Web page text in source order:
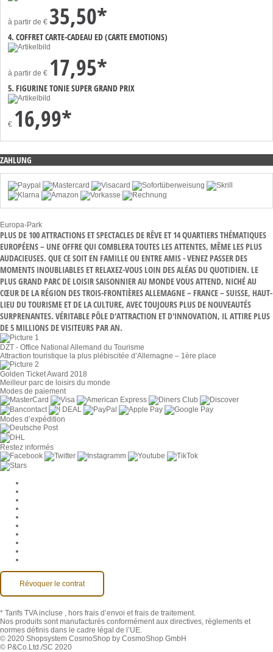
à partir de € 35,50*
4. COFFRET CARTE-CADEAU ED (CARTE EMOTIONS)
à partir de € 17,95*
5. FIGURINE TONIE SUPER GRAND PRIX
€ 16,99*
ZAHLUNG
Europa-Park
PLUS DE 100 ATTRACTIONS ET SPECTACLES DE RÊVE ET 14 QUARTIERS THÉMATIQUES
EUROPÉENS – UNE OFFRE QUI COMBLERA TOUTES LES ATTENTES, MÊME LES PLUS
AUDACIEUSES. QUE CE SOIT EN FAMILLE OU ENTRE AMIS - VENEZ PASSER DES
MOMENTS INOUBLIABLES ET RELAXEZ-VOUS LOIN DES ALÉAS DU QUOTIDIEN. LE
PLUS GRAND PARC DE LOISIR SAISONNIER AU MONDE VOUS ATTEND, NICHÉ AU
CŒUR DE LA RÉGION DES TROIS-FRONTIÈRES ALLEMAGNE – FRANCE – SUISSE, HAUT-
LIEU DU TOURISME ET DE LA CULTURE, AVEC TOUJOURS PLUS DE NOUVEAUTÉS
SURPRENANTES. VÉRITABLE PÔLE D'ATTRACTION ET D'INNOVATION, IL ATTIRE PLUS
DE 5 MILLIONS DE VISITEURS PAR AN.
DZT - Office National Allemand du Tourisme
Attraction touristique la plus plébiscitée d’Allemagne – 1ère place
Golden Ticket Award 2018
Meilleur parc de loisirs du monde
Modes de paiement
Modes d’expédition
Restez informés
Révoquer le contrat
* Tarifs TVA incluse
, hors frais d’envoi et frais de traitement.
Nos produits sont manufacturés conformément aux directives, règlements et
normes définis dans le cadre légal de l’UE.
© 2020 Shopsystem CosmoShop by CosmoShop GmbH
© P&Co.Ltd./SC 2020